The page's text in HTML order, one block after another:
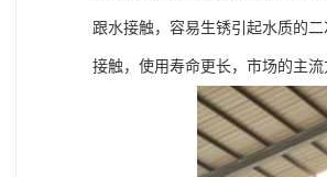
跟水接触，容易生锈引起水质的
接触，使用寿命更长，市场的主流